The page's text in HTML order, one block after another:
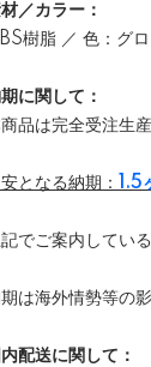
／カラー：
樹脂 ／ 色：グ
に関して：
品は完全受注生
安となる納期： 1.5
でご案内してい
は海外情勢等の
配送に関して：